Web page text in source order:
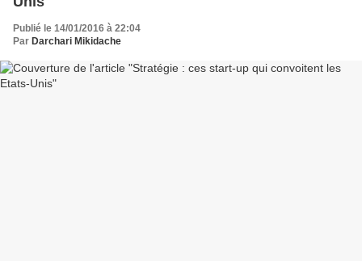
Publié le 14/01/2016 à 22:04
Par Darchari Mikidache